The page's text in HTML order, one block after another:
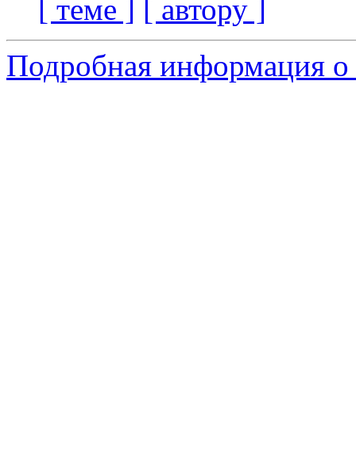
[ теме ] [ автору ]
Подробная информация